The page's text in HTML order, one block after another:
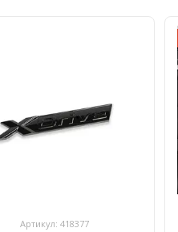
Артикул: 418377